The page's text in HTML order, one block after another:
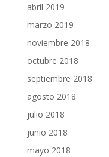
abril 2019
marzo 2019
noviembre 2018
octubre 2018
septiembre 2018
agosto 2018
julio 2018
junio 2018
mayo 2018